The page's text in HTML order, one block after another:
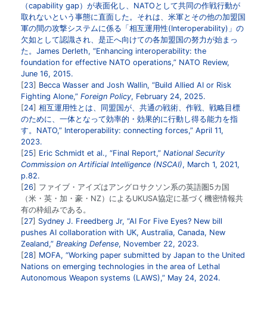
（capability gap）が表面化し、NATOとして共同の作戦行動が
取れないという事態に直面した。それは、米軍とその他の加盟国
軍の間の攻撃システムに係る「相互運用性(Interoperability)」の
欠如として認識され、是正へ向けての各加盟国の努力が始まっ
た。James Derleth, “Enhancing interoperability: the
foundation for effective NATO operations,” NATO Review,
June 16, 2015.
23
Becca Wasser and Josh Wallin, “Build Allied AI or Risk
Fighting Alone,” Foreign Policy, February 24, 2025.
24 相互運用性とは、同盟国が、共通の戦術、作戦、戦略目標
のために、一体となって効率的・効果的に行動し得る能力を指
す。NATO,” Interoperability: connecting forces,” April 11,
2023.
25
Eric Schmidt et al., “Final Report,” National Security
Commission on Artificial Intelligence (NSCAI), March 1, 2021,
p.82.
26
ファイブ・アイズはアングロサクソン系の英語圏5カ国
（米・英・加・豪・NZ）によるUKUSA協定に基づく機密情報共
有の枠組みである。
27
Sydney J. Freedberg Jr, “AI For Five Eyes? New bill
pushes AI collaboration with UK, Australia, Canada, New
Zealand,” Breaking Defense, November 22, 2023.
28
MOFA, “Working paper submitted by Japan to the United
Nations on emerging technologies in the area of Lethal
Autonomous Weapon systems (LAWS),” May 24, 2024.